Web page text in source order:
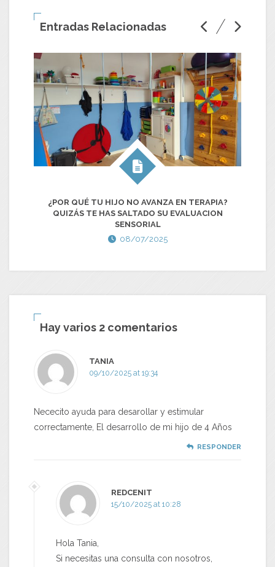
Entradas Relacionadas
¿POR QUÉ TU HIJO NO AVANZA EN TERAPIA?
QUIZÁS TE HAS SALTADO SU EVALUACION
SENSORIAL
08/07/2025
Hay varios 2 comentarios
TANIA
09/10/2025 at 19:34
Nececito ayuda para desarollar y estimular
correctamente, El desarrollo de mi hijo de 4 Años
RESPONDER
REDCENIT
15/10/2025 at 10:28
Hola Tania,
Si necesitas una consulta con nosotros,